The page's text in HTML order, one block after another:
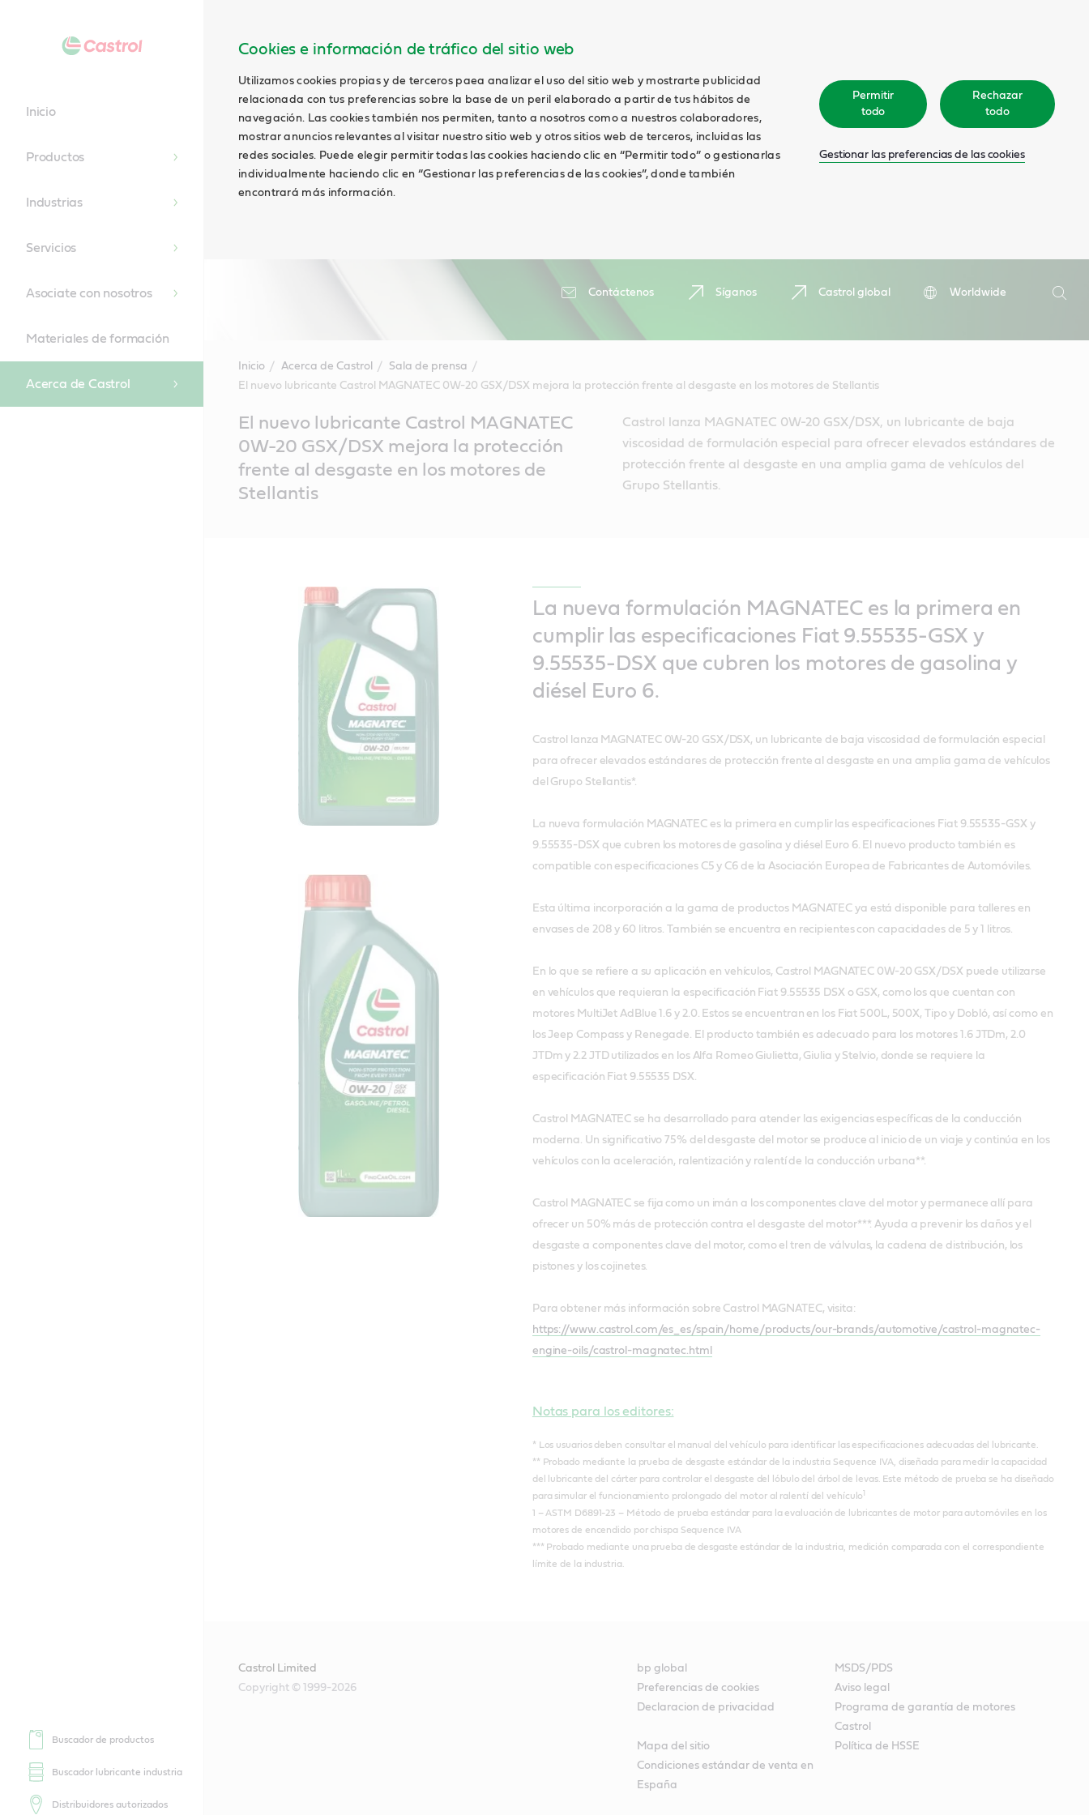
Cookies e información de tráfico del sitio web
Utilizamos cookies propias y de terceros paea analizar el uso del sitio web y mostrarte publicidad
relacionada con tus preferencias sobre la base de un peril elaborado a partir de tus hábitos de
navegación. Las cookies también nos permiten, tanto a nosotros como a nuestros colaboradores,
mostrar anuncios relevantes al visitar nuestro sitio web y otros sitios web de terceros, incluidas las
redes sociales. Puede elegir permitir todas las cookies haciendo clic en “Permitir todo” o gestionarlas
individualmente haciendo clic en “Gestionar las preferencias de las cookies”, donde también
encontrará más información.
Permitir
todo
Rechazar
todo
Gestionar las preferencias de las cookies
Contáctenos Síganos Castrol global
Worldwide
Buscar
Inicio
Productos
Industrias
Servicios
Asociate con nosotros
Materiales de formación
Acerca de Castrol
Buscador de productos
Buscador lubricante industria
Distribuidores autorizados
Inicio Acerca de Castrol
Sala de prensa
El nuevo lubricante Castrol MAGNATEC 0W-20 GSX/DSX mejora la protección frente al desgaste en los motores de Stellantis
ContentEl nuevo lubricante Castrol MAGNATEC
0W-20 GSX/DSX mejora la protección
frente al desgaste en los motores de
Stellantis
Castrol lanza MAGNATEC 0W-20 GSX/DSX, un lubricante de baja
viscosidad de formulación especial para ofrecer elevados estándares de
protección frente al desgaste en una amplia gama de vehículos del
Grupo Stellantis.
La nueva formulación MAGNATEC es la primera en
cumplir las especificaciones Fiat 9.55535-GSX y
9.55535-DSX que cubren los motores de gasolina y
diésel Euro 6.
Castrol lanza MAGNATEC 0W-20 GSX/DSX, un lubricante de baja viscosidad de formulación especial
para ofrecer elevados estándares de protección frente al desgaste en una amplia gama de vehículos
del Grupo Stellantis*.
La nueva formulación MAGNATEC es la primera en cumplir las especificaciones Fiat 9.55535-GSX y
9.55535-DSX que cubren los motores de gasolina y diésel Euro 6. El nuevo producto también es
compatible con especificaciones C5 y C6 de la Asociación Europea de Fabricantes de Automóviles.
Esta última incorporación a la gama de productos MAGNATEC ya está disponible para talleres en
envases de 208 y 60 litros. También se encuentra en recipientes con capacidades de 5 y 1 litros.
En lo que se refiere a su aplicación en vehículos, Castrol MAGNATEC 0W-20 GSX/DSX puede utilizarse
en vehículos que requieran la especificación Fiat 9.55535 DSX o GSX, como los que cuentan con
motores MultiJet AdBlue 1.6 y 2.0. Estos se encuentran en los Fiat 500L, 500X, Tipo y Dobló, así como en
los Jeep Compass y Renegade. El producto también es adecuado para los motores 1.6 JTDm, 2.0
JTDm y 2.2 JTD utilizados en los Alfa Romeo Giulietta, Giulia y Stelvio, donde se requiere la
especificación Fiat 9.55535 DSX.
Castrol MAGNATEC se ha desarrollado para atender las exigencias específicas de la conducción
moderna. Un significativo 75% del desgaste del motor se produce al inicio de un viaje y continúa en los
vehículos con la aceleración, ralentización y ralentí de la conducción urbana**.
Castrol MAGNATEC se fija como un imán a los componentes clave del motor y permanece allí para
ofrecer un 50% más de protección contra el desgaste del motor***. Ayuda a prevenir los daños y el
desgaste a componentes clave del motor, como el tren de válvulas, la cadena de distribución, los
pistones y los cojinetes.
Para obtener más información sobre Castrol MAGNATEC, visita:
https://www.castrol.com/es_es/spain/home/products/our-brands/automotive/castrol-magnatec-
engine-oils/castrol-magnatec.html
Notas para los editores:
* Los usuarios deben consultar el manual del vehículo para identificar las especificaciones adecuadas del lubricante.
** Probado mediante la prueba de desgaste estándar de la industria Sequence IVA, diseñada para medir la capacidad
del lubricante del cárter para controlar el desgaste del lóbulo del árbol de levas. Este método de prueba se ha diseñado
para simular el funcionamiento prolongado del motor al ralentí del vehículo1
1 – ASTM D6891-23 – Método de prueba estándar para la evaluación de lubricantes de motor para automóviles en los
motores de encendido por chispa Sequence IVA
*** Probado mediante una prueba de desgaste estándar de la industria, medición comparada con el correspondiente
límite de la industria.
Castrol Limited
Copyright © 1999-2026
bp global
MSDS/PDS
Preferencias de cookies
Aviso legal
Declaracion de privacidad
Programa de garantía de motores
Castrol
Mapa del sitio
Política de HSSE
Condiciones estándar de venta en
España